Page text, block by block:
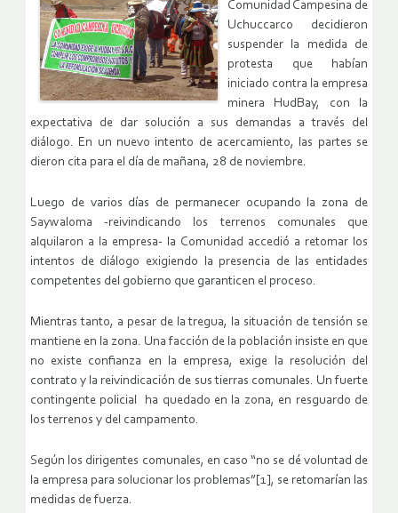
Comunidad Campesina de
Uchuccarco decidieron
suspender la medida de
protesta que habían
iniciado contra la empresa
minera HudBay, con la
expectativa de dar solución a sus demandas a través del
diálogo. En un nuevo intento de acercamiento, las partes se
dieron cita para el día de mañana, 28 de noviembre.
Luego de varios días de permanecer ocupando la zona de
Saywaloma -reivindicando los terrenos comunales que
alquilaron a la empresa- la Comunidad accedió a retomar los
intentos de diálogo exigiendo la presencia de las entidades
competentes del gobierno que garanticen el proceso.
Mientras tanto, a pesar de la tregua, la situación de tensión se
mantiene en la zona. Una facción de la población insiste en que
no existe confianza en la empresa, exige la resolución del
contrato y la reivindicación de sus tierras comunales. Un fuerte
contingente policial ha quedado en la zona, en resguardo de
los terrenos y del campamento.
Según los dirigentes comunales, en caso “no se dé voluntad de
la empresa para solucionar los problemas”[1], se retomarían las
medidas de fuerza.